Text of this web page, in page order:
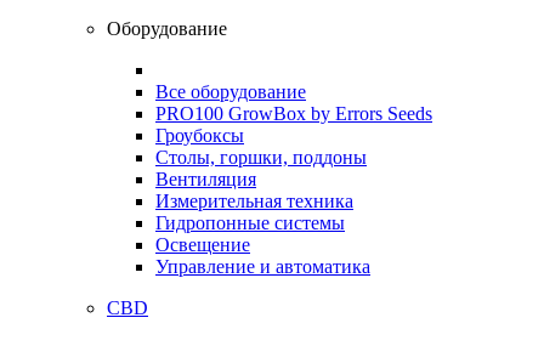
Оборудование
Все оборудование
PRO100 GrowBox by Errors Seeds
Гроубоксы
Столы, горшки, поддоны
Вентиляция
Измерительная техника
Гидропонные системы
Освещение
Управление и автоматика
CBD